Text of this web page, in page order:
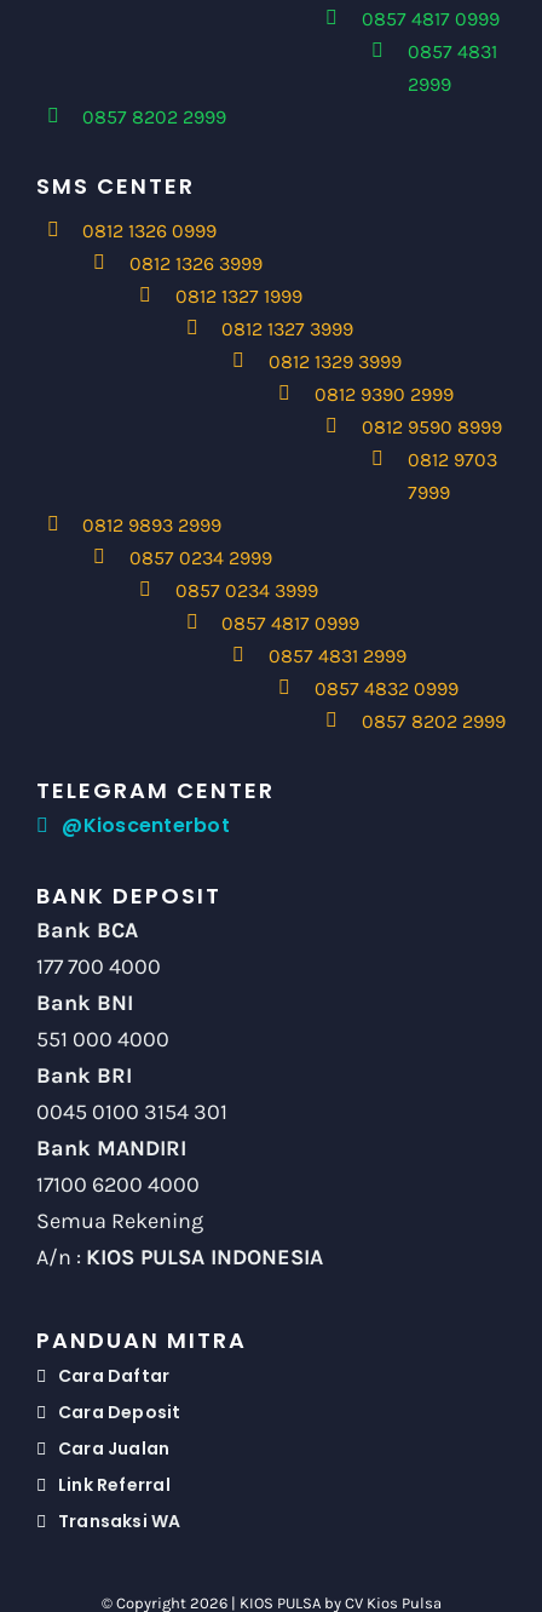
0857 4817 0999
0857 4831
2999
0857 8202 2999
SMS CENTER
0812 1326 0999
0812 1326 3999
0812 1327 1999
0812 1327 3999
0812 1329 3999
0812 9390 2999
0812 9590 8999
0812 9703
7999
0812 9893 2999
0857 0234 2999
0857 0234 3999
0857 4817 0999
0857 4831 2999
0857 4832 0999
0857 8202 2999
TELEGRAM CENTER
@Kioscenterbot
BANK DEPOSIT
Bank BCA
177 700 4000
Bank BNI
551 000 4000
Bank BRI
0045 0100 3154 301
Bank MANDIRI
17100 6200 4000
Semua Rekening
A/n : KIOS PULSA INDONESIA
PANDUAN MITRA
Cara Daftar
Cara Deposit
Cara Jualan
Link Referral
Transaksi WA
© Copyright 2026 | KIOS PULSA by CV Kios Pulsa